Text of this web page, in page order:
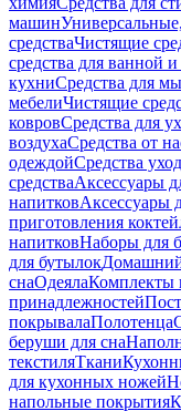
машин
средстваЧистящие
средства для ванной и
кухниСредства для
мебелиЧистящие
ковровСредства для
воздухаСредства от
одеждойСредства
средстваАксессуары
напитковАксессуары
приготовления
напитковНаборы для
для бутылокДомашний
снаОдеялаКомплекты
принадлежностей
покрывалаПолотенца
беруши для сна
текстиляТкани
для кухонных ножей
напольные покрытия